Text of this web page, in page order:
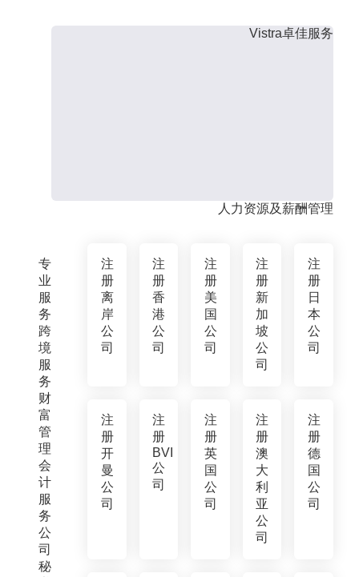
专
业
服
务
跨
境
服
务
财
富
管
理
会
计
服
务
公
司
秘
Vistra卓佳服务
人力资源及薪酬管理
注
册
离
岸
公
司
注
册
香
港
公
司
注
册
美
国
公
司
注
册
新
加
坡
公
司
注
册
日
本
公
司
注
册
开
曼
公
司
注
册
BVI
公
司
注
册
英
国
公
司
注
册
澳
大
利
亚
公
司
注
册
德
国
公
司